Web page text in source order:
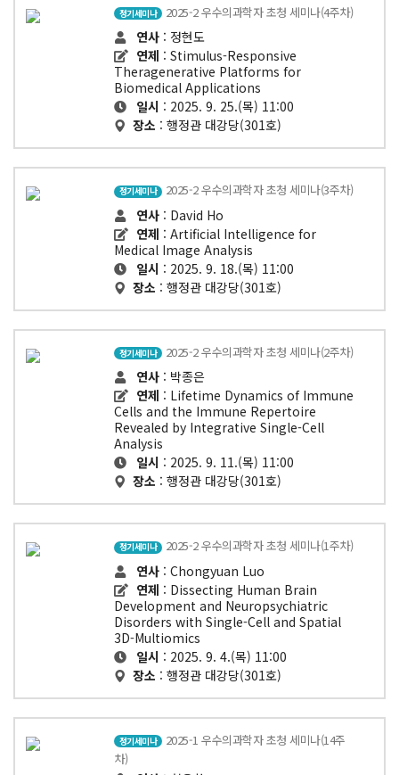
정기세미나 2025-2 우수의과학자 초청 세미나(4주차)
연사 : 정현도
연제 : Stimulus-Responsive
Theragenerative Platforms for
Biomedical Applications
일시 : 2025. 9. 25.(목) 11:00
장소 : 행정관 대강당(301호)
정기세미나 2025-2 우수의과학자 초청 세미나(3주차)
연사 : David Ho
연제 : Artificial Intelligence for
Medical Image Analysis
일시 : 2025. 9. 18.(목) 11:00
장소 : 행정관 대강당(301호)
정기세미나 2025-2 우수의과학자 초청 세미나(2주차)
연사 : 박종은
연제 : Lifetime Dynamics of Immune
Cells and the Immune Repertoire
Revealed by Integrative Single-Cell
Analysis
일시 : 2025. 9. 11.(목) 11:00
장소 : 행정관 대강당(301호)
정기세미나 2025-2 우수의과학자 초청 세미나(1주차)
연사 : Chongyuan Luo
연제 : Dissecting Human Brain
Development and Neuropsychiatric
Disorders with Single-Cell and Spatial
3D-Multiomics
일시 : 2025. 9. 4.(목) 11:00
장소 : 행정관 대강당(301호)
정기세미나
2025-1 우수의과학자 초청 세미나(14주
차)